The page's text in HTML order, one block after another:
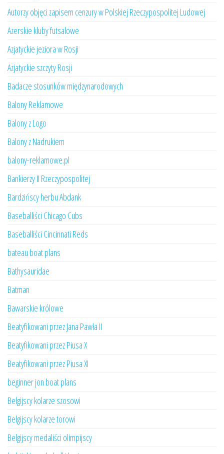
Autorzy objęci zapisem cenzury w Polskiej Rzeczypospolitej Ludowej
Azerskie kluby futsalowe
Azjatyckie jeziora w Rosji
Azjatyckie szczyty Rosji
Badacze stosunków międzynarodowych
Balony Reklamowe
Balony z Logo
Balony z Nadrukiem
balony-reklamowe.pl
Bankierzy II Rzeczypospolitej
Bardzińscy herbu Abdank
Baseballiści Chicago Cubs
Baseballiści Cincinnati Reds
bateau boat plans
Bathysauridae
Batman
Bawarskie królowe
Beatyfikowani przez Jana Pawła II
Beatyfikowani przez Piusa X
Beatyfikowani przez Piusa XI
beginner jon boat plans
Belgijscy kolarze szosowi
Belgijscy kolarze torowi
Belgijscy medaliści olimpijscy